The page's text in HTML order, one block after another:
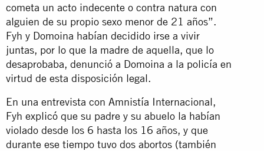
cometa un acto indecente o contra natura con
alguien de su propio sexo menor de 21 años”.
Fyh y Domoina habían decidido irse a vivir
juntas, por lo que la madre de aquella, que lo
desaprobaba, denunció a Domoina a la policía en
virtud de esta disposición legal.
En una entrevista con Amnistía Internacional,
Fyh explicó que su padre y su abuelo la habían
violado desde los 6 hasta los 16 años, y que
durante ese tiempo tuvo dos abortos (también